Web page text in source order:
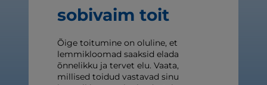
sobivaim toit
Õige toitumine on oluline, et
lemmikloomad saaksid elada
õnnelikku ja tervet elu. Vaata,
millised toidud vastavad sinu